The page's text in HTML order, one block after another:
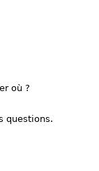
où ?
questions.